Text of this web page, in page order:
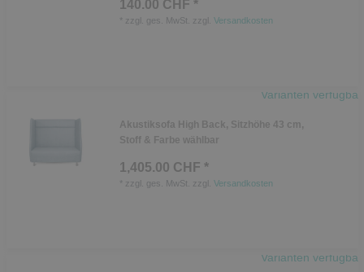
140.00 CHF *
zzgl. ges. MwSt. zzgl. Versandkosten
Varianten verfügbar
Akustiksofa High Back, Sitzhöhe 43 cm,
Stoff & Farbe wählbar
1,405.00 CHF *
zzgl. ges. MwSt. zzgl. Versandkosten
Varianten verfügbar